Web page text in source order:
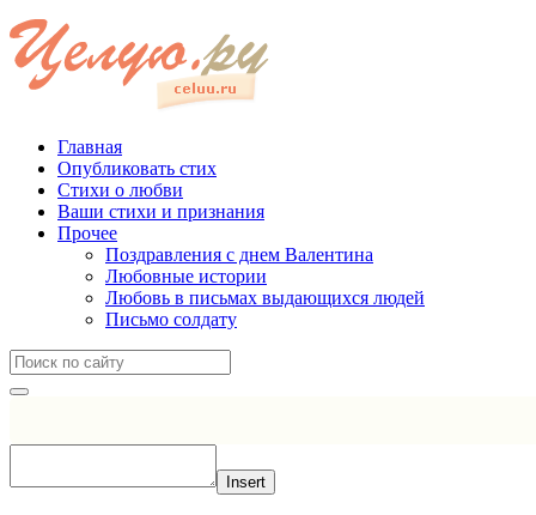
Главная
Опубликовать стих
Стихи о любви
Ваши стихи и признания
Прочее
Поздравления с днем Валентина
Любовные истории
Любовь в письмах выдающихся людей
Письмо солдату
Insert